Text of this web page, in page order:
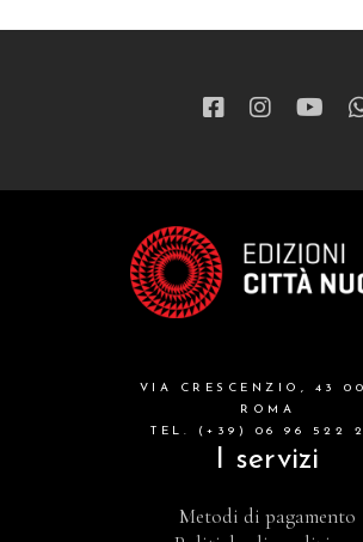
VIA CRESCENZIO, 43
ROMA
TEL. (+39) 06 96 522
I servizi
Metodi di pagamento